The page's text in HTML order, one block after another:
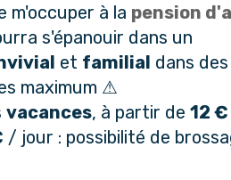
m'occuper à la pension
s'épanouir dans un
et familial dans
maximum ⚠
vacances, à partir de 12
/ jour : possibilité de